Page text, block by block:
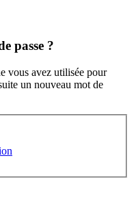
passe ?
vous avez utilisée pour
un nouveau mot de